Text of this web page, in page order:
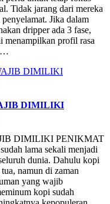
Tidak jarang dari mereka
Jika dalam
dripper ada 3 fase,
menampilkan profil rasa
…
DIMILIKI
DIMILIKI PENIKMAT
lama sekali menjadi
dunia. Dahulu kopi
namun di zaman
yang wajib
kopi sudah